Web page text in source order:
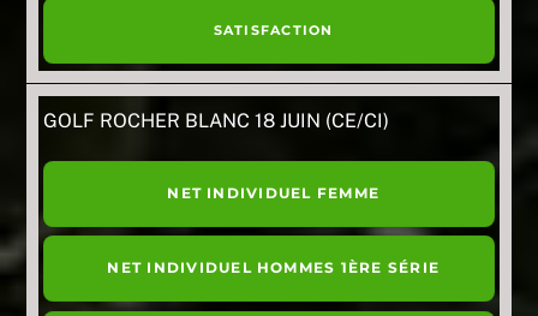
SATISFACTION
GOLF ROCHER BLANC 18 JUIN (CE/CI)
NET INDIVIDUEL FEMME
NET INDIVIDUEL HOMMES 1ÈRE SÉRIE